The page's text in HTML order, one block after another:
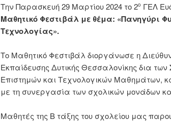
Την Παρασκευή 29 Μαρτίου 2024 το 2ο ΓΕΛ
Μαθητικό Φεστιβάλ με θέμα: «Πανηγύρι
Τεχνολογίας».
Το Μαθητικό Φεστιβάλ διοργάνωσε η
Εκπαίδευσης Δυτικής Θεσσαλονίκης δια
Επιστημών και Τεχνολογικών Μαθημάτων,
με τη συνεργασία των σχολικών μονάδων
Μαθητές της Β τάξης του σχολείου μας